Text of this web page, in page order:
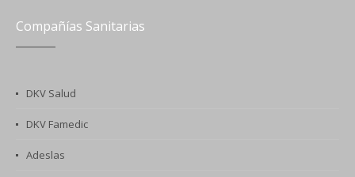
Compañías Sanitarias
DKV Salud
DKV Famedic
Adeslas